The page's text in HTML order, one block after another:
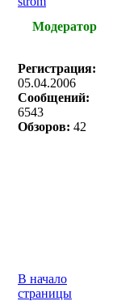
Модератор
Регистрация:
05.04.2006
Сообщений:
6543
Обзоров: 42
В начало
страницы